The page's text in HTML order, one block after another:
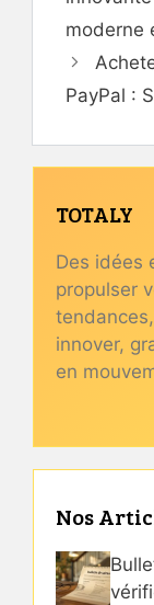
moderne
PayPal :
TOTALY
Des idées
propulser
innover,
en
Nos